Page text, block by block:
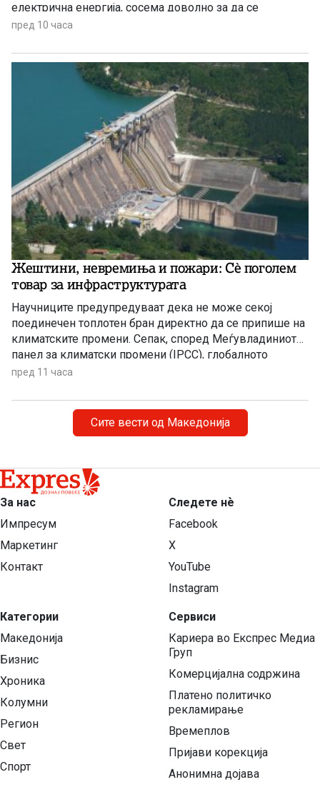
електрична енергија, сосема доволно за да се
чувствуваме безбедни, комотни и да немаме
индустријата. И нема да правиме панични прес-
конференции, вели премиерот Христијан Мицкоски.
пред 10 часа
Жештини, невремиња и пожари: Сè поголем
товар за инфраструктурата
Научниците предупредуваат дека не може секој
поединечен топлотен бран директно да се припише на
климатските промени. Сепак, според Меѓувладиниот
панел за климатски промени (IPCC), глобалното
затоплување придонесува ваквите екстремни
поинтензивни и подолготрајни.
пред 11 часа
Сите вести од Македонија
За нас
Импресум
Маркетинг
Контакт
Категории
Македонија
Бизнис
Хроника
Колумни
Регион
Свет
Спорт
Следете нѐ
Facebook
X
YouTube
Instagram
Сервиси
Кариера во Експрес Медиа
Груп
Комерцијална содржина
Платено политичко
рекламирање
Времеплов
Пријави корекција
Анонимна дојава